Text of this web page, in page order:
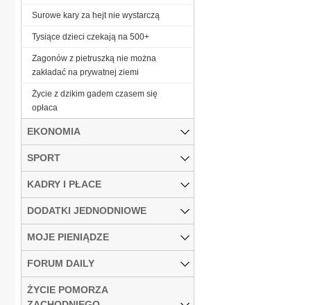
Surowe kary za hejt nie wystarczą
Tysiące dzieci czekają na 500+
Zagonów z pietruszką nie można
zakładać na prywatnej ziemi
Życie z dzikim gadem czasem się
opłaca
EKONOMIA
SPORT
KADRY I PŁACE
DODATKI JEDNODNIOWE
MOJE PIENIĄDZE
FORUM DAILY
ŻYCIE POMORZA